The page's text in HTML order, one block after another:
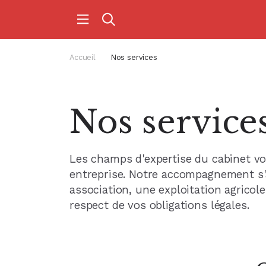
Accueil Nos services
Nos
Les champs d'expertise du cabinet
entreprise. Notre accompagnement
association, une exploitation
respect de vos obligations légales.